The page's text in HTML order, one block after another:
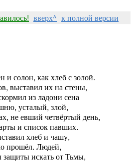
вверх^ к полной версии
и солон, как хлеб с золой.
выставил их на стены,
из ладони сена
усталый, злой,
не евший четвёртый день,
и список павших.
хлеб и чашу,
прошёл. Людей,
искать от Тьмы,